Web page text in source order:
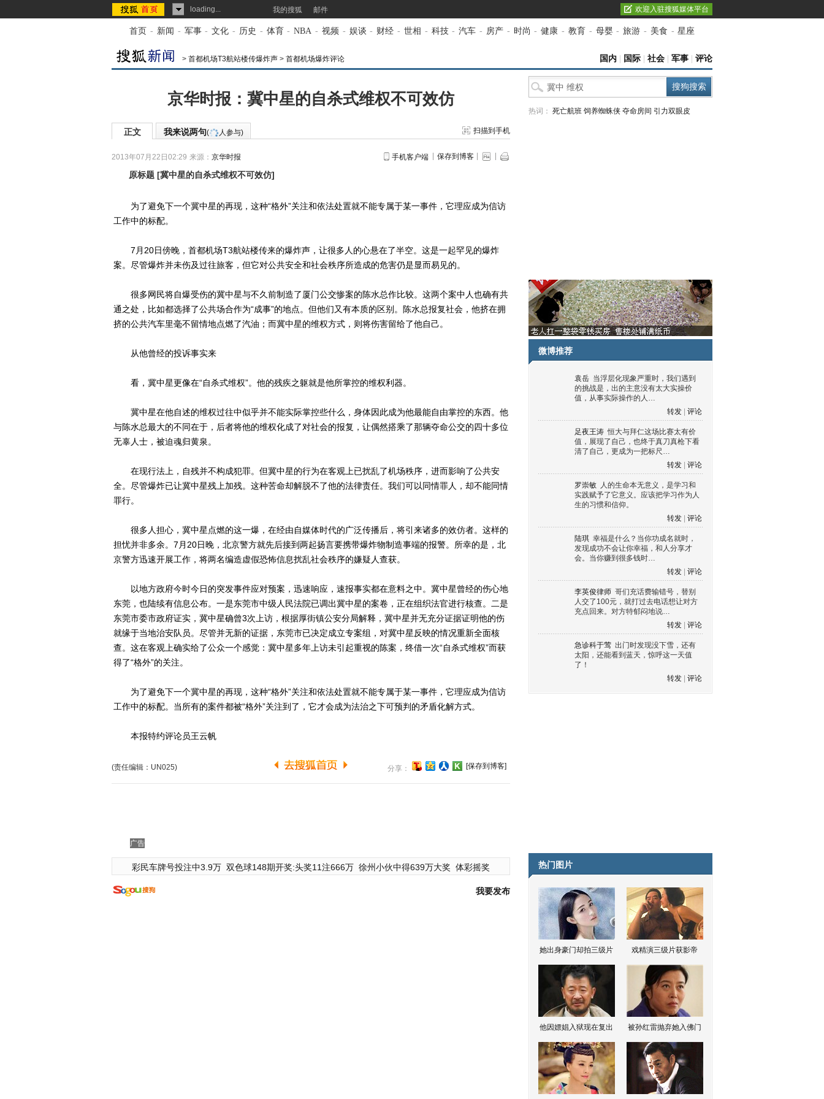
loading... 我的搜狐 邮件 欢迎入驻搜狐媒体平台
首页 - 新闻 - 军事 - 文化 - 历史 - 体育 - NBA - 视频 - 娱谈 - 财经 - 世相 - 科技 - 汽车 - 房产 - 时尚 - 健康 - 教育 - 母婴 - 旅游 - 美食 - 星座
> 首都机场T3航站楼传爆炸声 > 首都机场爆炸评论 国内 国际 社会 军事 评论
京华时报：冀中星的自杀式维权不可效仿
正文 我来说两句( 人参与) 扫描到手机
2013年07月22日02:29 来源： 京华时报 手机客户端 保存到博客
原标题 [冀中星的自杀式维权不可效仿]
为了避免下一个冀中星的再现，这种“格外”关注和依法处置就不能专属于某一事件，它理应成为信访
工作中的标配。
7月20日傍晚，首都机场T3航站楼传来的爆炸声，让很多人的心悬在了半空。这是一起罕见的爆炸
案。尽管爆炸并未伤及过往旅客，但它对公共安全和社会秩序所造成的危害仍是显而易见的。
很多网民将自爆受伤的冀中星与不久前制造了厦门公交惨案的陈水总作比较。这两个案中人也确有共
通之处，比如都选择了公共场合作为“成事”的地点。但他们又有本质的区别。陈水总报复社会，他挤在拥
挤的公共汽车里毫不留情地点燃了汽油；而冀中星的维权方式，则将伤害留给了他自己。
从他曾经的投诉事实来
看，冀中星更像在“自杀式维权”。他的残疾之躯就是他所掌控的维权利器。
冀中星在他自述的维权过往中似乎并不能实际掌控些什么，身体因此成为他最能自由掌控的东西。他
与陈水总最大的不同在于，后者将他的维权化成了对社会的报复，让偶然搭乘了那辆夺命公交的四十多位
无辜人士，被迫魂归黄泉。
在现行法上，自残并不构成犯罪。但冀中星的行为在客观上已扰乱了机场秩序，进而影响了公共安
全。尽管爆炸已让冀中星残上加残。这种苦命却解脱不了他的法律责任。我们可以同情罪人，却不能同情
罪行。
很多人担心，冀中星点燃的这一爆，在经由自媒体时代的广泛传播后，将引来诸多的效仿者。这样的
担忧并非多余。7月20日晚，北京警方就先后接到两起扬言要携带爆炸物制造事端的报警。所幸的是，北
京警方迅速开展工作，将两名编造虚假恐怖信息扰乱社会秩序的嫌疑人查获。
以地方政府今时今日的突发事件应对预案，迅速响应，速报事实都在意料之中。冀中星曾经的伤心地
东莞，也陆续有信息公布。一是东莞市中级人民法院已调出冀中星的案卷，正在组织法官进行核查。二是
东莞市委市政府证实，冀中星确曾3次上访，根据厚街镇公安分局解释，冀中星并无充分证据证明他的伤
就缘于当地治安队员。尽管并无新的证据，东莞市已决定成立专案组，对冀中星反映的情况重新全面核
查。这在客观上确实给了公众一个感觉：冀中星多年上访未引起重视的陈案，终借一次“自杀式维权”而获
得了“格外”的关注。
为了避免下一个冀中星的再现，这种“格外”关注和依法处置就不能专属于某一事件，它理应成为信访
工作中的标配。当所有的案件都被“格外”关注到了，它才会成为法治之下可预判的矛盾化解方式。
本报特约评论员王云帆
(责任编辑：UN025) 分享： [保存到博客]
广告
彩民车牌号投注中3.9万 双色球148期开奖:头奖11注666万 徐州小伙中得639万大奖 体彩摇奖
我要发布
热词： 死亡航班 饲养蜘蛛侠 夺命房间 引力双眼皮
微博推荐
袁岳 当浮层化现象严重时，我们遇到
的挑战是，出的主意没有太大实操价
值，从事实际操作的人…
转发
评论
足夜王涛 恒大与拜仁这场比赛太有价
值，展现了自己，也终于真刀真枪下看
清了自己，更成为一把标尺…
转发
评论
罗崇敏 人的生命本无意义，是学习和
实践赋予了它意义。应该把学习作为人
生的习惯和信仰。
转发
评论
陆琪 幸福是什么？当你功成名就时，
发现成功不会让你幸福，和人分享才
会。当你赚到很多钱时…
转发
评论
李英俊律师 哥们充话费输错号，替别
人交了100元，就打过去电话想让对方
充点回来。对方特郁闷地说…
转发
评论
急诊科于莺 出门时发现没下雪，还有
太阳，还能看到蓝天，惊呼这一天值
了！
转发
评论
热门图片
她出身豪门却拍三级片 戏精演三级片获影帝
他因嫖娼入狱现在复出 被孙红雷抛弃她入佛门